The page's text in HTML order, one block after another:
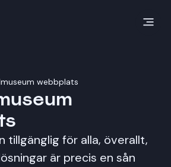
webbplats
webbplats
tillgänglig för alla, överallt,
är precis en sån